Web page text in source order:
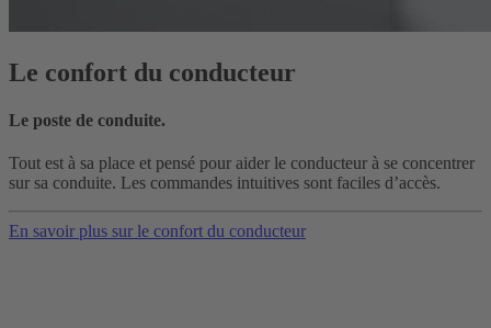
Le confort du conducteur
Le poste de conduite.
Tout est à sa place et pensé pour aider le conducteur à se concentrer
sur sa conduite. Les commandes intuitives sont faciles d’accès.
En savoir plus sur le confort du conducteur